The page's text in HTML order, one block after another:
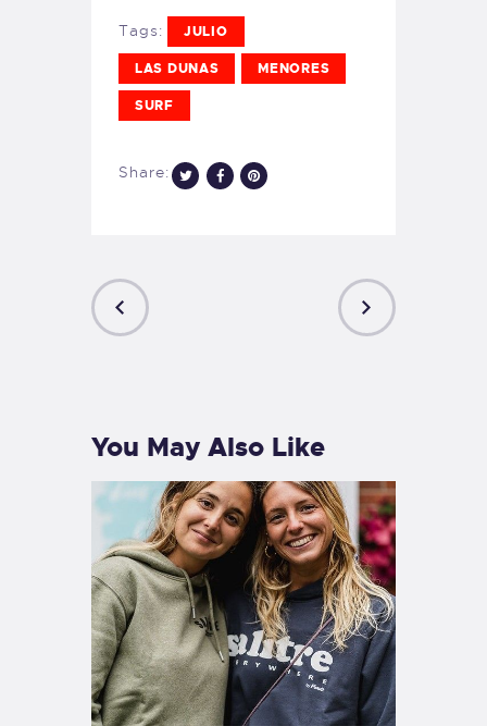
Tags: JULIO
LAS DUNAS MENORES
SURF
Share:
You May Also Like